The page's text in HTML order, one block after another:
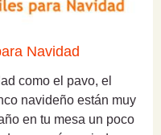
Navidad
como el pavo, el
navideño están muy
en tu mesa un poco